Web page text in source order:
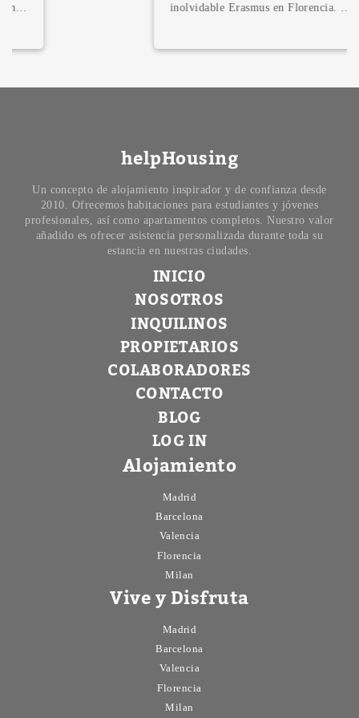
inolvidable Erasmus en Florencia. ...
helpHousing
Un concepto de alojamiento inspirador y de confianza desde
2010. Ofrecemos habitaciones para estudiantes y jóvenes
profesionales, así como apartamentos completos. Nuestro valor
añadido es ofrecer asistencia personalizada durante toda su
estancia en nuestras ciudades.
INICIO
NOSOTROS
INQUILINOS
PROPIETARIOS
COLABORADORES
CONTACTO
BLOG
LOG IN
Alojamiento
Madrid
Barcelona
Valencia
Florencia
Milan
Vive y Disfruta
Madrid
Barcelona
Valencia
Florencia
Milan